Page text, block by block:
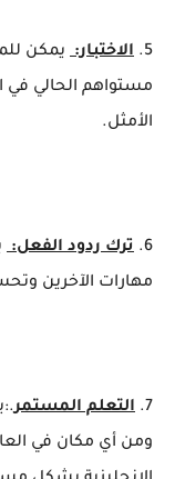
5. الاختبار: يمكن
مستواهم الحالي في
الأمثل.
6. ترك ردود الفعل:
مهارات الآخرين
7. التعلم المستمر
ومن أي مكان في